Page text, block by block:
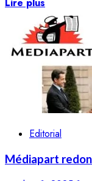
Lire plus
Editorial
Médiapart